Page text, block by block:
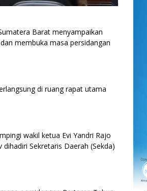
Barat menyampaikan
membuka masa persidangan
di ruang rapat utama
wakil ketua Evi Yandri Rajo
Sekretaris Daerah (Sekda)